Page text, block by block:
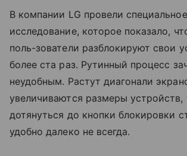
В компании LG провели специальное
исследование, которое показало,
поль-зователи разблокируют свои
более ста раз. Рутинный процесс
неудобным. Растут диагонали
увеличиваются размеры устройств,
дотянуться до кнопки блокировки
удобно далеко не всегда.